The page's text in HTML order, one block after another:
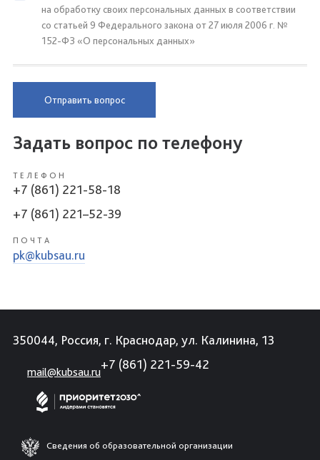
на обработку своих персональных данных в соответствии
со статьей 9 Федерального закона от 27 июля 2006 г. №
152-ФЗ «О персональных данных»
Отправить вопрос
Задать вопрос по телефону
ТЕЛЕФОН
+7 (861) 221-58-18
+7 (861) 221–52-39
ПОЧТА
pk@kubsau.ru
350044, Россия, г. Краснодар, ул. Калинина, 13
mail@kubsau.ru
+7 (861) 221-59-42
Сведения об образовательной организации